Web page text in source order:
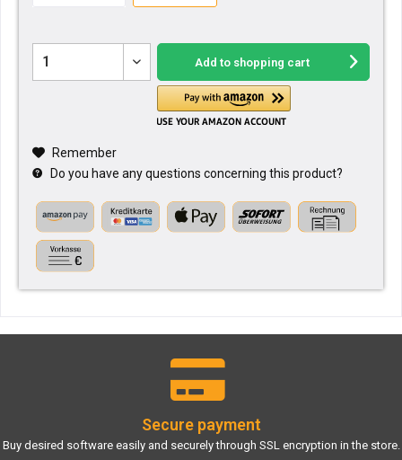
Add to shopping cart
Remember
Do you have any questions concerning this product?
Secure payment
Buy desired software easily and securely through SSL encryption in the store.